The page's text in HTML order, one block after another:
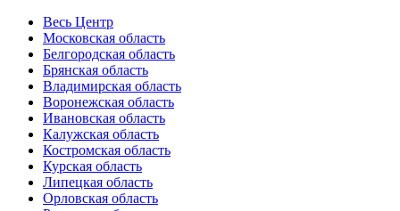
Весь Центр
Московская область
Белгородская область
Брянская область
Владимирская область
Воронежская область
Ивановская область
Калужская область
Костромская область
Курская область
Липецкая область
Орловская область